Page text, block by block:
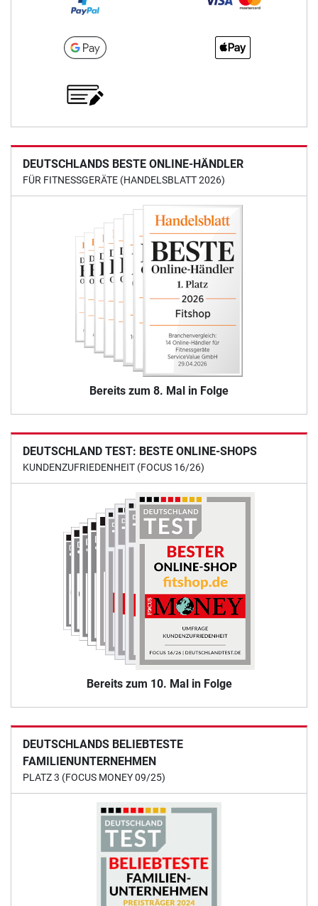
DEUTSCHLANDS BESTE ONLINE-HÄNDLER
FÜR FITNESSGERÄTE (HANDELSBLATT 2026)
Bereits zum 8. Mal in Folge
DEUTSCHLAND TEST: BESTE ONLINE-SHOPS
KUNDENZUFRIEDENHEIT (FOCUS 16/26)
Bereits zum 10. Mal in Folge
DEUTSCHLANDS BELIEBTESTE
FAMILIENUNTERNEHMEN
PLATZ 3 (FOCUS MONEY 09/25)